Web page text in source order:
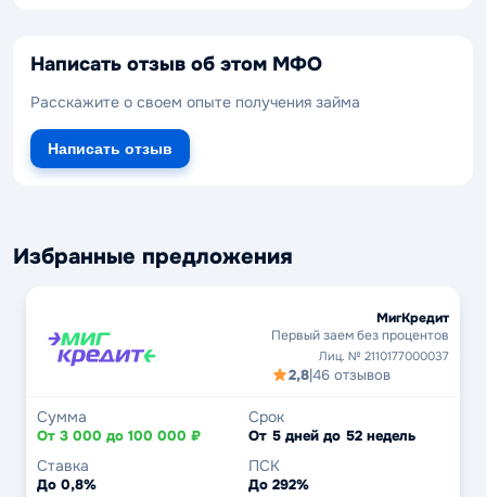
Написать отзыв об этом МФО
Расскажите о своем опыте получения займа
Написать отзыв
Избранные предложения
МигКредит
Первый заем без процентов
Лиц. № 2110177000037
2,8|46 отзывов
Сумма
От 3 000 до 100 000 ₽
Срок
От 5 дней до 52 недель
Ставка
До 0,8%
ПСК
До 292%